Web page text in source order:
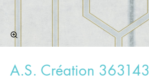
A.S. Création 363143